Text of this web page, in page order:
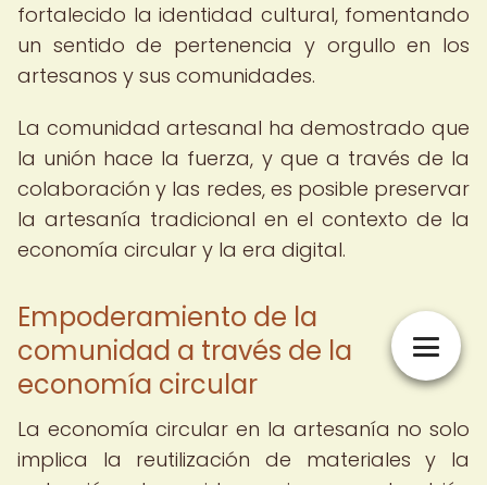
fortalecido la identidad cultural, fomentando
un sentido de pertenencia y orgullo en los
artesanos y sus comunidades.
La comunidad artesanal ha demostrado que
la unión hace la fuerza, y que a través de la
colaboración y las redes, es posible preservar
la artesanía tradicional en el contexto de la
economía circular y la era digital.
Empoderamiento de la
comunidad a través de la
economía circular
La economía circular en la artesanía no solo
implica la reutilización de materiales y la